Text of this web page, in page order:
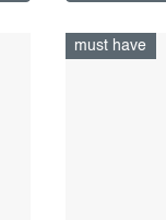
must have